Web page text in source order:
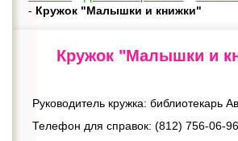
- Кружок "Малышки и книжки"
Кружок "Малышки и
Руководитель кружка: библиотекарь
Телефон для справок: (812) 756-06-96